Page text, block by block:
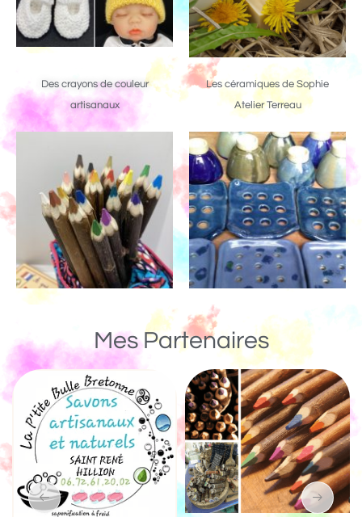
Des crayons de couleur
artisanaux
Les céramiques de Sophie
Atelier Terreau
Mes Partenaires